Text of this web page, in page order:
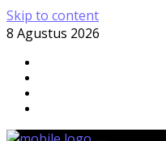
Skip to content
8 Agustus 2026